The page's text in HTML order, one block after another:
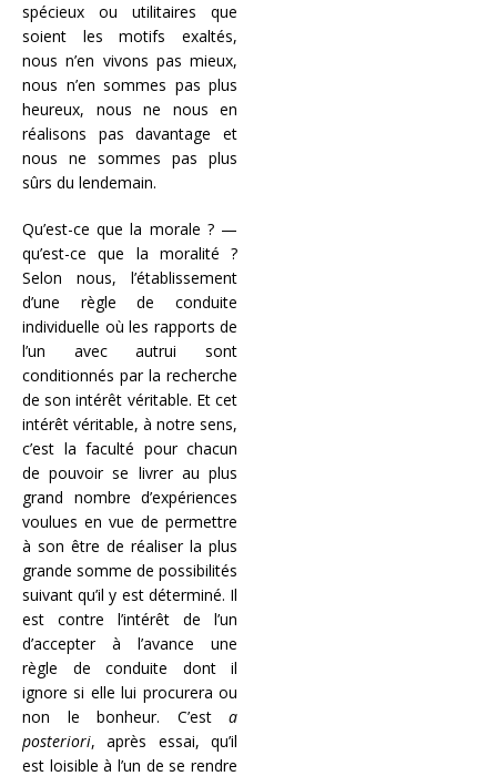
spécieux ou utilitaires que
soient les motifs exaltés,
nous n’en vivons pas mieux,
nous n’en sommes pas plus
heureux, nous ne nous en
réalisons pas davantage et
nous ne sommes pas plus
sûrs du lendemain.
Qu’est-ce que la morale ? —
qu’est-ce que la moralité ?
Selon nous, l’établissement
d’une règle de conduite
individuelle où les rapports de
l’un avec autrui sont
conditionnés par la recherche
de son intérêt véritable. Et cet
intérêt véritable, à notre sens,
c’est la faculté pour chacun
de pouvoir se livrer au plus
grand nombre d’expériences
voulues en vue de permettre
à son être de réaliser la plus
grande somme de possibilités
suivant qu’il y est déterminé. Il
est contre l’intérêt de l’un
d’accepter à l’avance une
règle de conduite dont il
ignore si elle lui procurera ou
non le bonheur. C’est a
posteriori, après essai, qu’il
est loisible à l’un de se rendre